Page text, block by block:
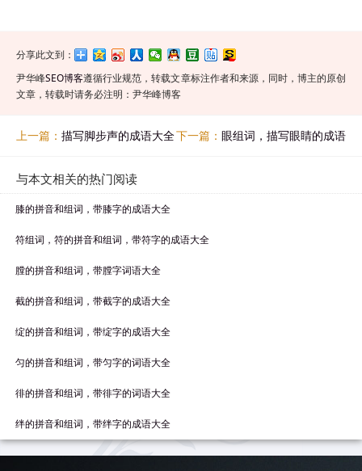
分享此文到：
尹华峰SEO博客遵循行业规范，转载文章标注作者和来源，同时，博主的原创
文章，转载时请务必注明：尹华峰博客
上一篇： 描写脚步声的成语大全下一篇： 眼组词，描写眼睛的成语
与本文相关的热门阅读
膝的拼音和组词，带膝字的成语大全
符组词，符的拼音和组词，带符字的成语大全
膛的拼音和组词，带膛字词语大全
截的拼音和组词，带截字的成语大全
绽的拼音和组词，带绽字的成语大全
匀的拼音和组词，带匀字的词语大全
徘的拼音和组词，带徘字的词语大全
绊的拼音和组词，带绊字的成语大全